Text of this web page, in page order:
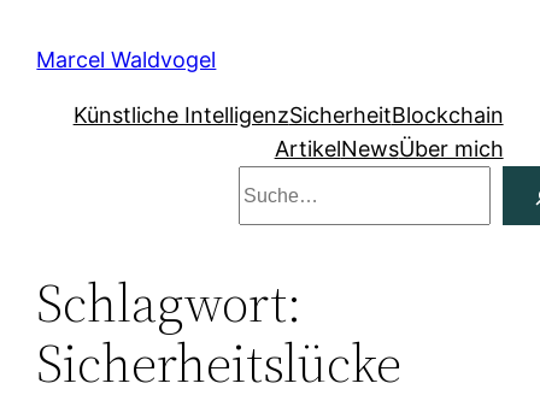
Inhalt
Marcel Waldvogel
Künstliche IntelligenzSicherheitBlockchain
ArtikelNewsÜber mich
Schlagwort:
Sicherheitslücke